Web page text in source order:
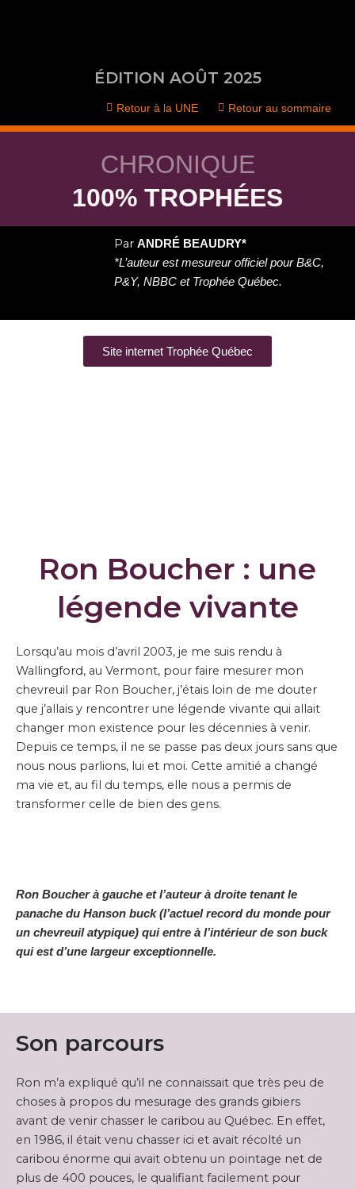
ÉDITION AOÛT 2025
Retour à la UNE Retour au sommaire
CHRONIQUE
100% TROPHÉES
ParANDRÉ BEAUDRY*
*L’auteur est mesureur officiel pour B&C,
P&Y, NBBC et Trophée Québec.
Site internet Trophée Québec
Ron Boucher : une
légende vivante
Lorsqu’au mois d’avril 2003, je me suis rendu à
Wallingford, au Vermont, pour faire mesurer mon
chevreuil par Ron Boucher, j’étais loin de me douter
que j’allais y rencontrer une légende vivante qui allait
changer mon existence pour les décennies à venir.
Depuis ce temps, il ne se passe pas deux jours sans que
nous nous parlions, lui et moi. Cette amitié a changé
ma vie et, au fil du temps, elle nous a permis de
transformer celle de bien des gens.
Ron Boucher à gauche et l’auteur à droite tenant le
panache du Hanson buck (l’actuel record du monde pour
un chevreuil atypique) qui entre à l’intérieur de son buck
qui est d’une largeur exceptionnelle.
Son parcours
Ron m’a expliqué qu’il ne connaissait que très peu de
choses à propos du mesurage des grands gibiers
avant de venir chasser le caribou au Québec. En effet,
en 1986, il était venu chasser ici et avait récolté un
caribou énorme qui avait obtenu un pointage net de
plus de 400 pouces, le qualifiant facilement pour